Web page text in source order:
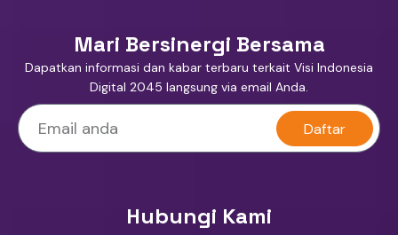
Mari Bersinergi Bersama
Dapatkan informasi dan kabar terbaru terkait Visi Indonesia
Digital 2045 langsung via email Anda.
Daftar
Hubungi Kami